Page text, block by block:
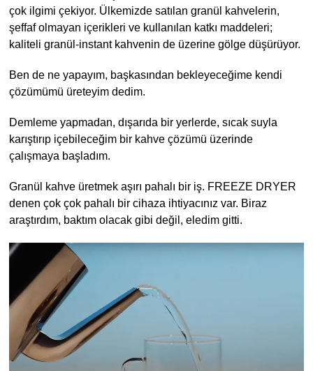
çok ilgimi çekiyor. Ülkemizde satılan granül kahvelerin,
şeffaf olmayan içerikleri ve kullanılan katkı maddeleri;
kaliteli granül-instant kahvenin de üzerine gölge düşürüyor.
Ben de ne yapayım, başkasından bekleyeceğime kendi
çözümümü üreteyim dedim.
Demleme yapmadan, dışarıda bir yerlerde, sıcak suyla
karıştırıp içebileceğim bir kahve çözümü üzerinde
çalışmaya başladım.
Granül kahve üretmek aşırı pahalı bir iş. FREEZE DRYER
denen çok çok pahalı bir cihaza ihtiyacınız var. Biraz
araştırdım, baktım olacak gibi değil, eledim gitti.